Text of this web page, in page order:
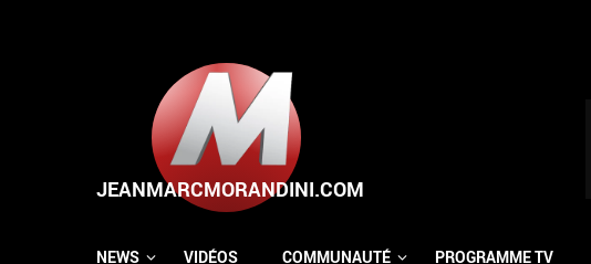
NEWS VIDÉOS COMMUNAUTÉ PROGRAMME TV